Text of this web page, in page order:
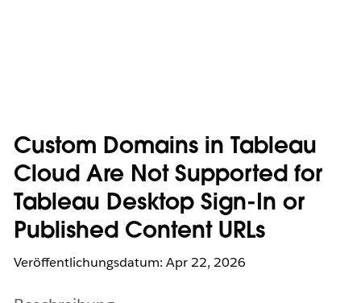
Custom Domains in Tableau
Cloud Are Not Supported for
Tableau Desktop Sign-In or
Published Content URLs
Veröffentlichungsdatum: Apr 22, 2026